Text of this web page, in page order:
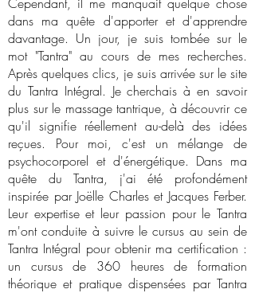
dans ma quête d'apporter et d'apprendre
davantage. Un jour, je suis tombée sur le
mot "Tantra" au cours de mes recherches.
Après quelques clics, je suis arrivée sur le site
du Tantra Intégral. Je cherchais à en savoir
plus sur le massage tantrique, à découvrir ce
qu'il signifie réellement au-delà des idées
reçues. Pour moi, c'est un mélange de
psychocorporel et d'énergétique. Dans ma
quête du Tantra, j'ai été profondément
inspirée par Joëlle Charles et Jacques Ferber.
Leur expertise et leur passion pour le Tantra
m'ont conduite à suivre le cursus au sein de
Tantra Intégral pour obtenir ma certification :
un cursus de 360 heures de formation
théorique et pratique dispensées par Tantra